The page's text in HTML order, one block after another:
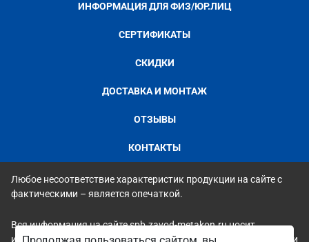
ИНФОРМАЦИЯ ДЛЯ ФИЗ/ЮР.ЛИЦ
СЕРТИФИКАТЫ
СКИДКИ
ДОСТАВКА И МОНТАЖ
ОТЗЫВЫ
КОНТАКТЫ
Любое несоответствие характеристик продукции на сайте с
фактическими – является опечаткой.
Вся информация на сайте spb.zavod-metakon.ru носит
исключительно ознакомительный и справочный характер и ни